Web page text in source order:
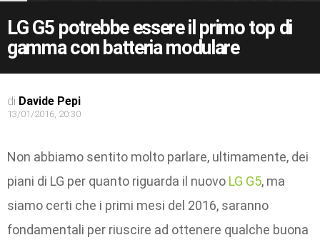
LG G5 potrebbe essere il primo top di
gamma con batteria modulare
di Davide Pepi
13/01/2016, 20:30
Non abbiamo sentito molto parlare, ultimamente, dei
piani di LG per quanto riguarda il nuovo LG G5, ma
siamo certi che i primi mesi del 2016, saranno
fondamentali per riuscire ad ottenere qualche buona